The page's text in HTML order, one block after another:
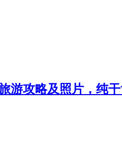
游攻略及照片，纯干